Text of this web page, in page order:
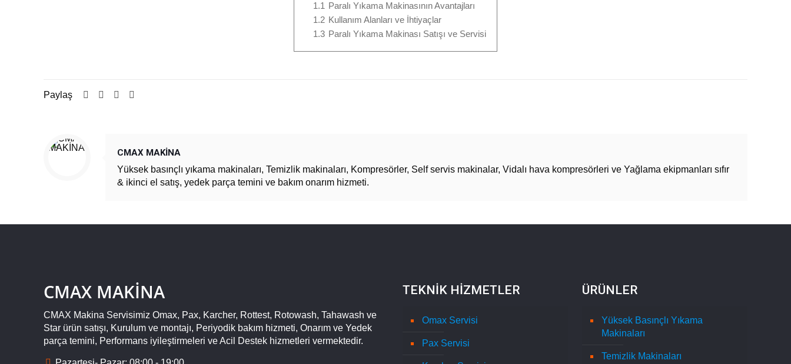
1.1 Paralı Yıkama Makinasının Avantajları
1.2 Kullanım Alanları ve İhtiyaçlar
1.3 Paralı Yıkama Makinası Satışı ve Servisi
Paylaş
CMAX MAKİNA
Yüksek basınçlı yıkama makinaları, Temizlik makinaları, Kompresörler, Self servis makinalar, Vidalı hava kompresörleri ve Yağlama ekipmanları sıfır
& ikinci el satış, yedek parça temini ve bakım onarım hizmeti.
CMAX MAKİNA
CMAX Makina Servisimiz Omax, Pax, Karcher, Rottest, Rotowash, Tahawash ve
Star ürün satışı, Kurulum ve montajı, Periyodik bakım hizmeti, Onarım ve Yedek
parça temini, Performans iyileştirmeleri ve Acil Destek hizmetleri vermektedir.
TEKNİK HİZMETLER
Omax Servisi
Pax Servisi
ÜRÜNLER
Yüksek Basınçlı Yıkama
Makinaları
Temizlik Makinaları